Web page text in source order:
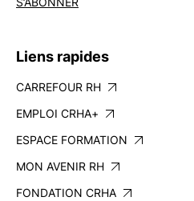
Liens rapides
CARREFOUR RH
EMPLOI CRHA+
ESPACE FORMATION
MON AVENIR RH
FONDATION CRHA